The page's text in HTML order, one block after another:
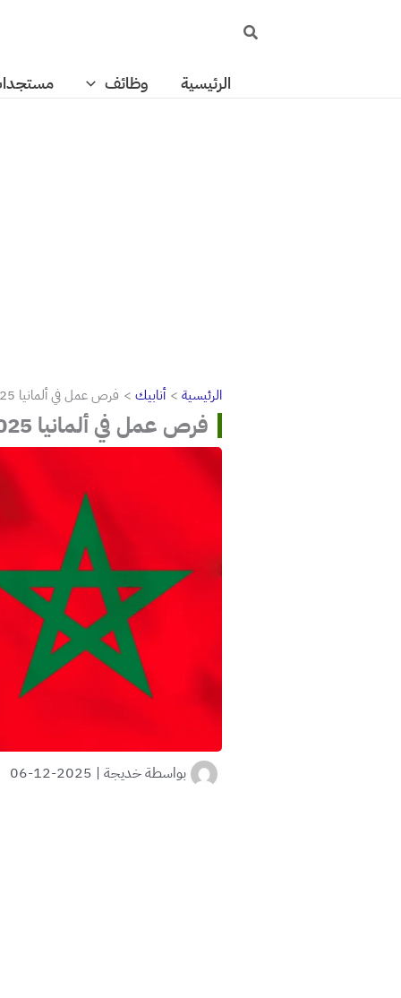
البحث
الرئيسية وظائف
الرئيسية أنابيك فرص عمل في ألمانيا 2025
فرص عمل في ألمانيا 2025
بواسطةخديجة |
2025-12-06